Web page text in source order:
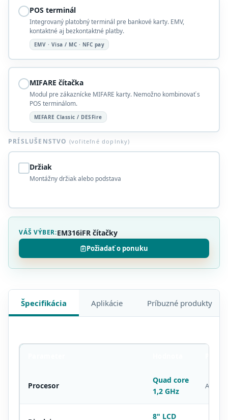
POS terminál
Integrovaný platobný terminál pre bankové karty. EMV,
kontaktné aj bezkontaktné platby.
EMV · Visa / MC · NFC pay
MIFARE čítačka
Modul pre zákaznícke MIFARE karty. Nemožno kombinovať s
POS terminálom.
MIFARE Classic / DESFire
PRÍSLUŠENSTVO (voľiteľné doplnky)
Držiak
Montážny držiak alebo podstava
VÁŠ VÝBER:EM316iFR čítačky
Požiadať o ponuku
Špecifikácia Aplikácie Príbuzné produkty
Procesor
Quad core
1,2 GHz
ARM
8" LCD